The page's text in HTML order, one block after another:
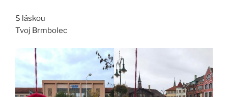
S láskou
Tvoj Brmbolec